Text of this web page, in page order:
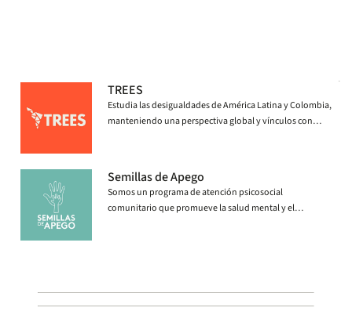
TREES
Estudia las desigualdades de América Latina y Colombia,
manteniendo una perspectiva global y vínculos con
Semillas de Apego
Somos un programa de atención psicosocial
comunitario que promueve la salud mental y el